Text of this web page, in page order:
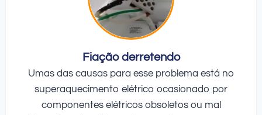
Fiação derretendo
Umas das causas para esse problema está no
superaquecimento elétrico ocasionado por
componentes elétricos obsoletos ou mal